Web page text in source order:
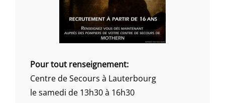
Pour tout renseignement:
Centre de Secours à Lauterbourg
le samedi de 13h30 à 16h30